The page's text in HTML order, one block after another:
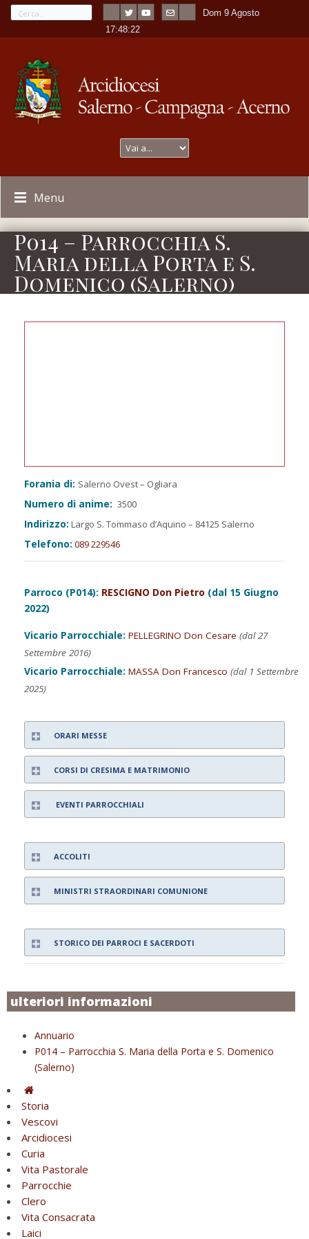
Dom 9 Agosto
17:48:22
Menu
P014 – Parrocchia S.
Maria della Porta e S.
Domenico (Salerno)
Forania di: Salerno Ovest – Ogliara
Numero di anime: 3500
Indirizzo: Largo S. Tommaso d’Aquino – 84125 Salerno
Telefono: 089 229546
Parroco (P014): RESCIGNO Don Pietro (dal 15 Giugno
2022)
Vicario Parrocchiale: PELLEGRINO Don Cesare (dal 27
Settembre 2016)
Vicario Parrocchiale: MASSA Don Francesco (dal 1 Settembre
2025)
ORARI MESSE
CORSI DI CRESIMA E MATRIMONIO
EVENTI PARROCCHIALI
ACCOLITI
MINISTRI STRAORDINARI COMUNIONE
STORICO DEI PARROCI E SACERDOTI
ulteriori informazioni
Annuario
P014 – Parrocchia S. Maria della Porta e S. Domenico
(Salerno)
Storia
Vescovi
Arcidiocesi
Curia
Vita Pastorale
Parrocchie
Clero
Vita Consacrata
Laici